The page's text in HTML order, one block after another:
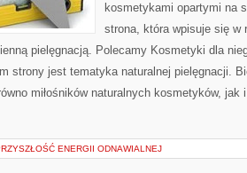
kosmetykami opartymi na
strona, która wpisuje się w
pielęgnacją. Polecamy Kosmetyki dla
strony jest tematyka naturalnej pielęgnacji.
miłośników naturalnych kosmetyków, jak
ENERGII ODNAWIALNEJ